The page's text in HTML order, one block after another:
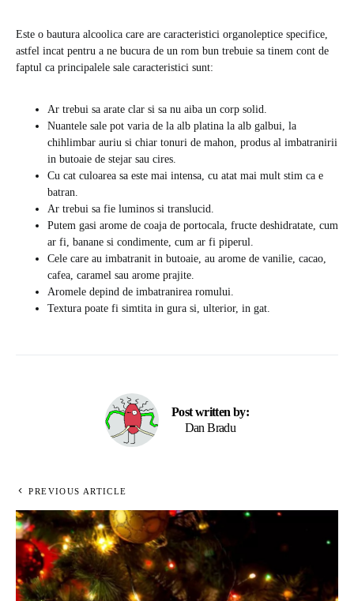
Este o bautura alcoolica care are caracteristici organoleptice specifice,
astfel incat pentru a ne bucura de un rom bun trebuie sa tinem cont de
faptul ca principalele sale caracteristici sunt:
Ar trebui sa arate clar si sa nu aiba un corp solid.
Nuantele sale pot varia de la alb platina la alb galbui, la
chihlimbar auriu si chiar tonuri de mahon, produs al imbatranirii
in butoaie de stejar sau cires.
Cu cat culoarea sa este mai intensa, cu atat mai mult stim ca e
batran.
Ar trebui sa fie luminos si translucid.
Putem gasi arome de coaja de portocala, fructe deshidratate, cum
ar fi, banane si condimente, cum ar fi piperul.
Cele care au imbatranit in butoaie, au arome de vanilie, cacao,
cafea, caramel sau arome prajite.
Aromele depind de imbatranirea romului.
Textura poate fi simtita in gura si, ulterior, in gat.
Post written by:
Dan Bradu
PREVIOUS ARTICLE